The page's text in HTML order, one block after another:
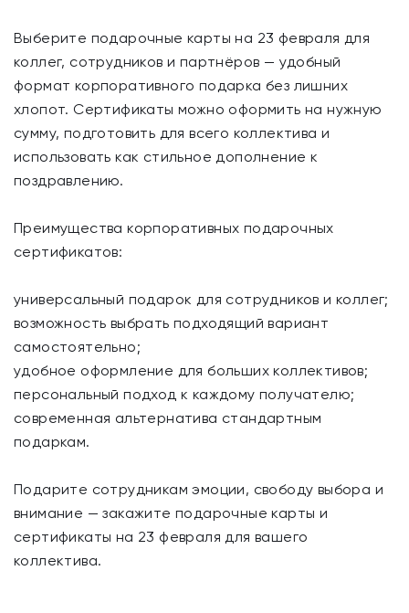
Выберите подарочные карты на 23 февраля для
коллег, сотрудников и партнёров — удобный
формат корпоративного подарка без лишних
хлопот. Сертификаты можно оформить на нужную
сумму, подготовить для всего коллектива и
использовать как стильное дополнение к
поздравлению.
Преимущества корпоративных подарочных
сертификатов:
универсальный подарок для сотрудников и коллег;
возможность выбрать подходящий вариант
самостоятельно;
удобное оформление для больших коллективов;
персональный подход к каждому получателю;
современная альтернатива стандартным
подаркам.
Подарите сотрудникам эмоции, свободу выбора и
внимание — закажите подарочные карты и
сертификаты на 23 февраля для вашего
коллектива.